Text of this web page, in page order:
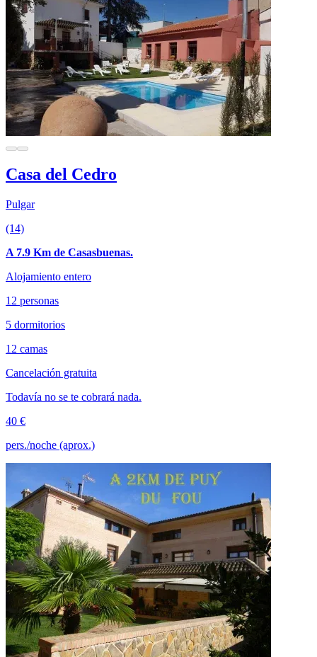
Casa del Cedro
Pulgar
(14)
A 7.9 Km de Casasbuenas.
Alojamiento entero
12 personas
5 dormitorios
12 camas
Cancelación gratuita
Todavía no se te cobrará nada.
40 €
pers./noche (aprox.)